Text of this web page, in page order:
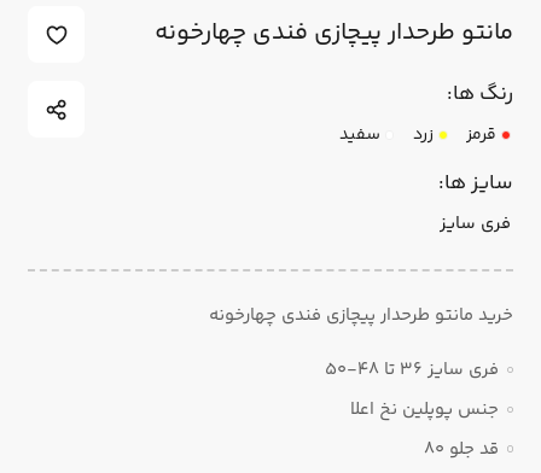
مانتو طرحدار پیچازی فندی چهارخونه
رنگ ها:
قرمز زرد سفید
سایز ها:
فری سایز
خرید مانتو طرحدار پیچازی فندی چهارخونه
فری سایز 36 تا 48-50
جنس پوپلین نخ اعلا
قد جلو 80